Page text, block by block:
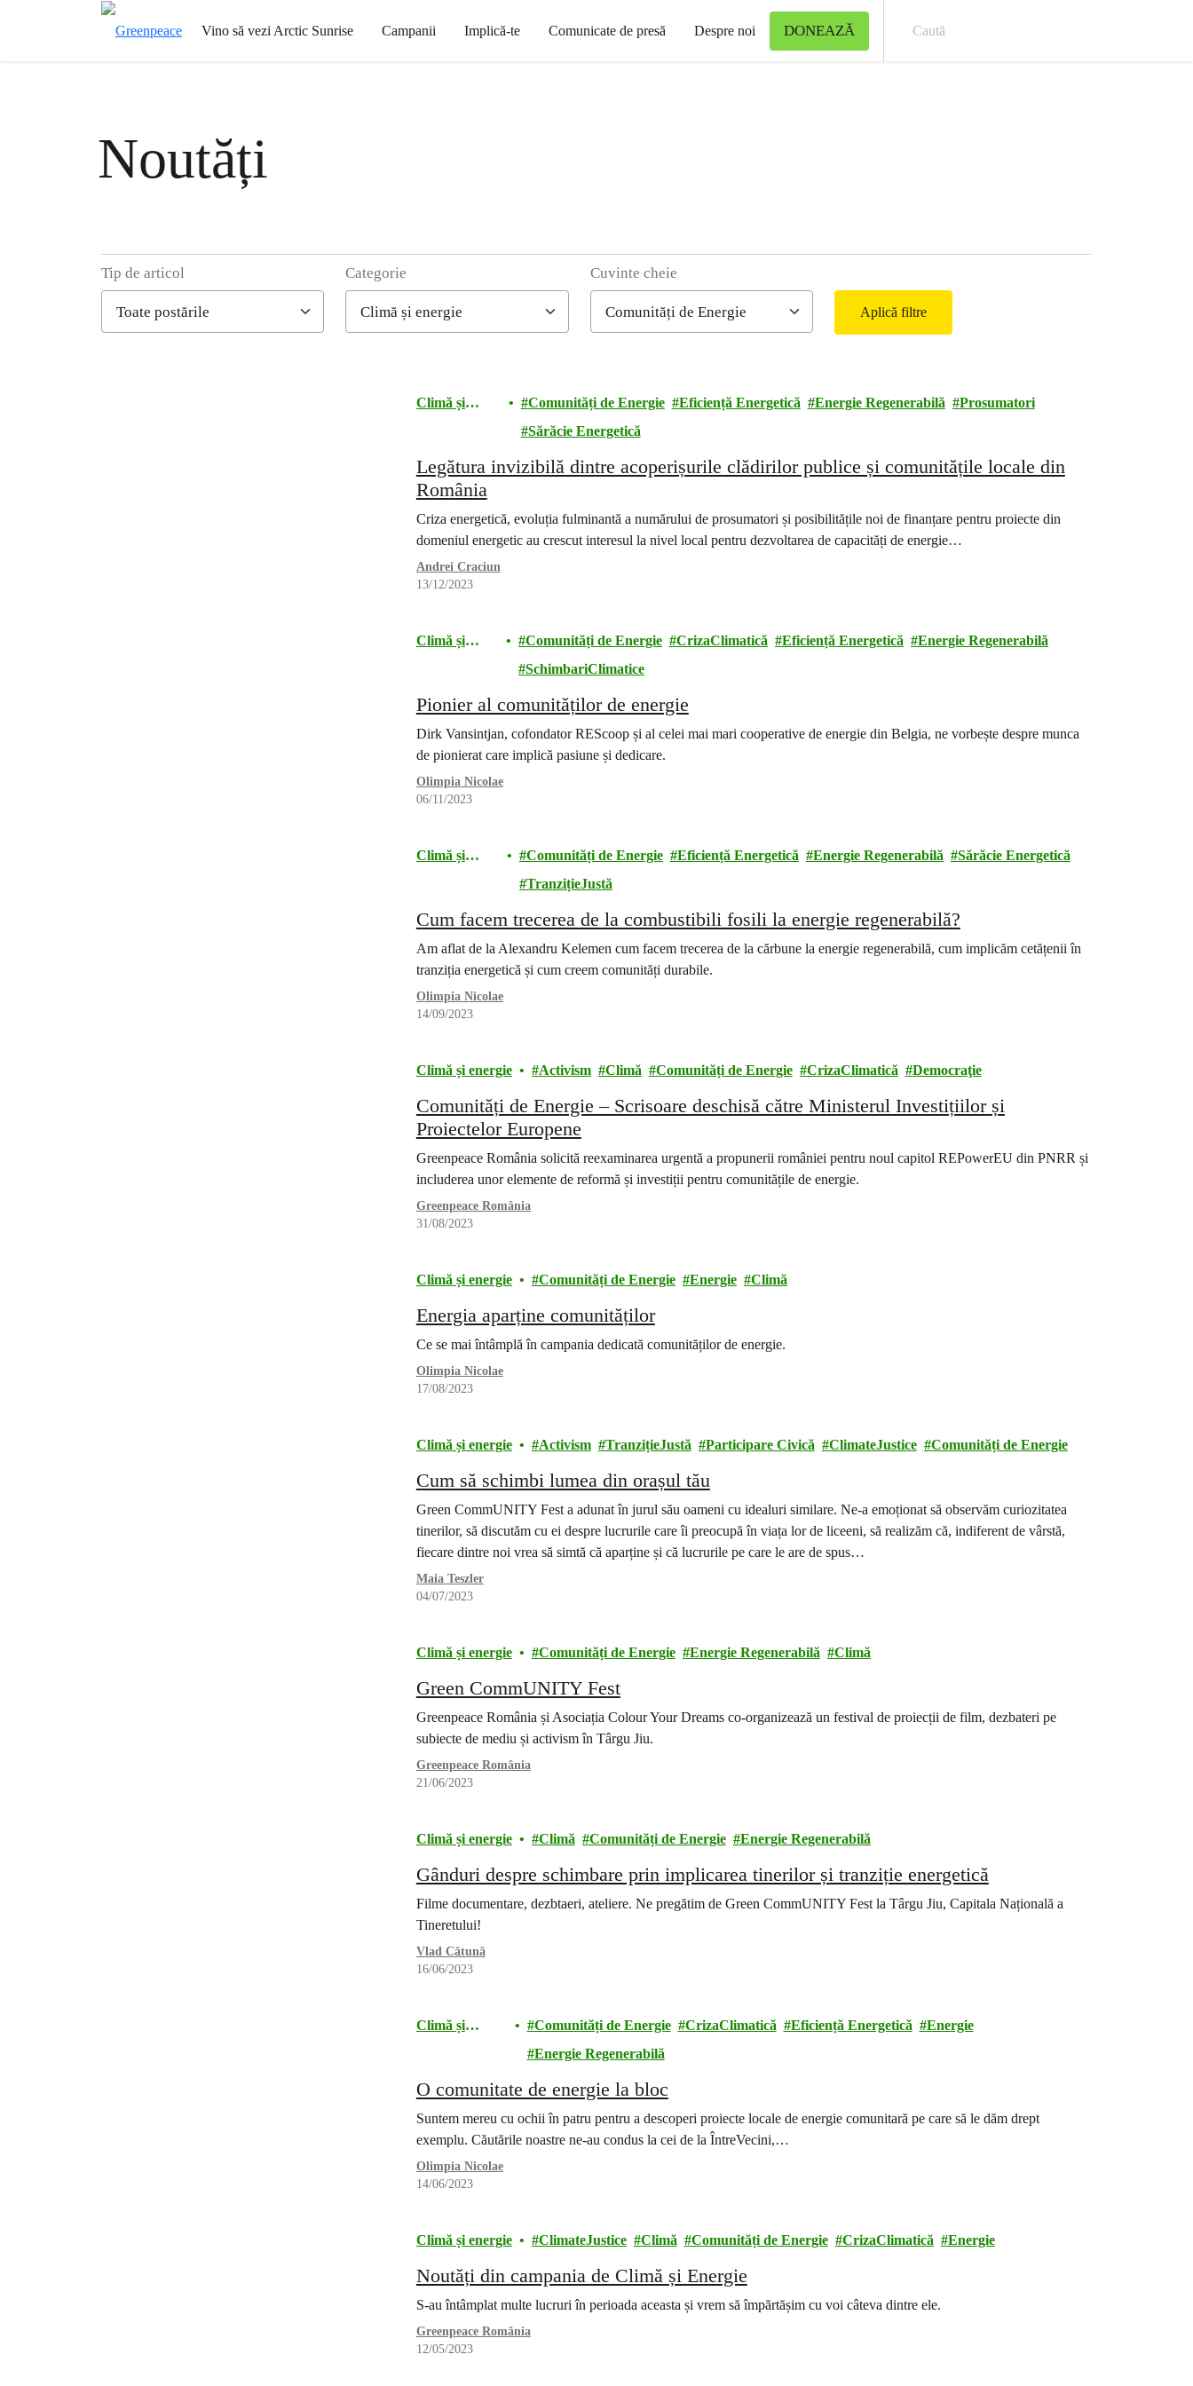
Vino să vezi Arctic Sunrise Campanii Implică-te Comunicate de presă Despre noi DONEAZĂ
Noutăți
Filter posts
Tip de articol Categorie Cuvinte cheie
Aplică filtre
Climă și
Comunități de Energie Eficiență Energetică Energie Regenerabilă
Prosumatori
Sărăcie Energetică
Legătura invizibilă dintre acoperișurile clădirilor publice și comunitățile locale din
România
Criza energetică, evoluția fulminantă a numărului de prosumatori și posibilitățile noi de finanțare pentru proiecte din
domeniul energetic au crescut interesul la nivel local pentru dezvoltarea de capacități de energie…
Andrei Craciun
13/12/2023
Climă și
Comunități de Energie CrizaClimatică Eficiență Energetică
Energie Regenerabilă
SchimbariClimatice
Pionier al comunităților de energie
Dirk Vansintjan, cofondator REScoop și al celei mai mari cooperative de energie din Belgia, ne vorbește despre munca
de pionierat care implică pasiune și dedicare.
Olimpia Nicolae
06/11/2023
Climă și
Comunități de Energie Eficiență Energetică Energie Regenerabilă
Sărăcie Energetică
TranzițieJustă
Cum facem trecerea de la combustibili fosili la energie regenerabilă?
Am aflat de la Alexandru Kelemen cum facem trecerea de la cărbune la energie regenerabilă, cum implicăm cetățenii în
tranziția energetică și cum creem comunități durabile.
Olimpia Nicolae
14/09/2023
Climă și energie Activism Climă Comunități de Energie CrizaClimatică Democraţie
Comunități de Energie – Scrisoare deschisă către Ministerul Investițiilor și
Proiectelor Europene
Greenpeace România solicită reexaminarea urgentă a propunerii româniei pentru noul capitol REPowerEU din PNRR și
includerea unor elemente de reformă și investiții pentru comunitățile de energie.
Greenpeace România
31/08/2023
Climă și energie Comunități de Energie Energie Climă
Energia aparține comunităților
Ce se mai întâmplă în campania dedicată comunităților de energie.
Olimpia Nicolae
17/08/2023
Climă și energie Activism TranzițieJustă Participare Civică ClimateJustice Comunități de Energie
Cum să schimbi lumea din orașul tău
Green CommUNITY Fest a adunat în jurul său oameni cu idealuri similare. Ne-a emoționat să observăm curiozitatea
tinerilor, să discutăm cu ei despre lucrurile care îi preocupă în viața lor de liceeni, să realizăm că, indiferent de vârstă,
fiecare dintre noi vrea să simtă că aparține și că lucrurile pe care le are de spus…
Maia Teszler
04/07/2023
Climă și energie Comunități de Energie Energie Regenerabilă Climă
Green CommUNITY Fest
Greenpeace România și Asociația Colour Your Dreams co-organizează un festival de proiecții de film, dezbateri pe
subiecte de mediu și activism în Târgu Jiu.
Greenpeace România
21/06/2023
Climă și energie Climă Comunități de Energie Energie Regenerabilă
Gânduri despre schimbare prin implicarea tinerilor și tranziție energetică
Filme documentare, dezbtaeri, ateliere. Ne pregătim de Green CommUNITY Fest la Târgu Jiu, Capitala Națională a
Tineretului!
Vlad Cătună
16/06/2023
Climă și
Comunități de Energie CrizaClimatică Eficiență Energetică
Energie
Energie Regenerabilă
O comunitate de energie la bloc
Suntem mereu cu ochii în patru pentru a descoperi proiecte locale de energie comunitară pe care să le dăm drept
exemplu. Căutările noastre ne-au condus la cei de la ÎntreVecini,…
Olimpia Nicolae
14/06/2023
Climă și energie ClimateJustice Climă Comunități de Energie CrizaClimatică Energie
Noutăți din campania de Climă și Energie
S-au întâmplat multe lucruri în perioada aceasta și vrem să împărtășim cu voi câteva dintre ele.
Greenpeace România
12/05/2023